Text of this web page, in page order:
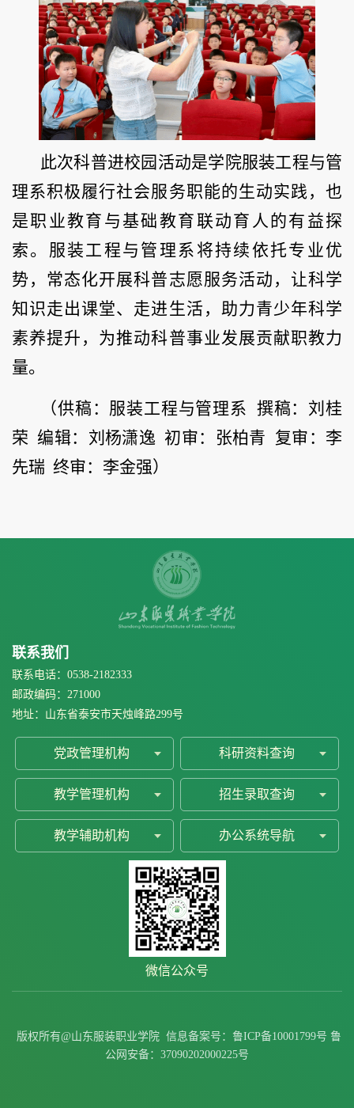
此次科普进校园活动是学院服装工程与管
理系积极履行社会服务职能的生动实践，也
是职业教育与基础教育联动育人的有益探
索。服装工程与管理系将持续依托专业优
势，常态化开展科普志愿服务活动，让科学
知识走出课堂、走进生活，助力青少年科学
素养提升，为推动科普事业发展贡献职教力
量。
（供稿：服装工程与管理系 撰稿：刘桂
荣 编辑：刘杨潇逸 初审：张柏青 复审：李
先瑞 终审：李金强）
1 / 6
联系我们
联系电话：0538-2182333
邮政编码：271000
地址：山东省泰安市天烛峰路299号
党政管理机构 科研资料查询
教学管理机构 招生录取查询
教学辅助机构 办公系统导航
微信公众号
版权所有@山东服装职业学院 信息备案号： 鲁ICP备10001799号 鲁
公网安备： 37090202000225号